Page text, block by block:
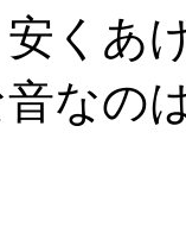
くあ
なの